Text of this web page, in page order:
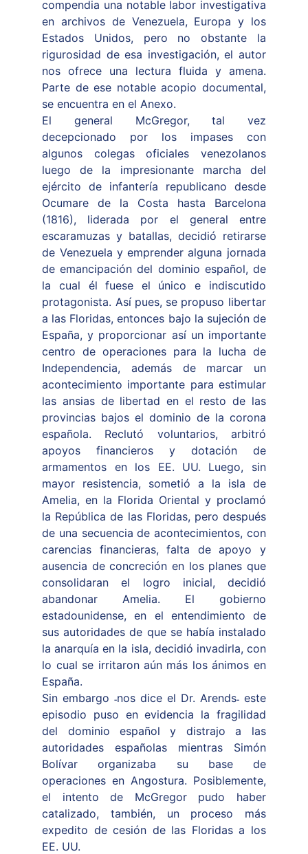
compendia una notable labor investigativa
en archivos de Venezuela, Europa y los
Estados Unidos, pero no obstante la
rigurosidad de esa investigación, el autor
nos ofrece una lectura fluida y amena.
Parte de ese notable acopio documental,
se encuentra en el Anexo.
El general McGregor, tal vez
decepcionado por los impases con
algunos colegas oficiales venezolanos
luego de la impresionante marcha del
ejército de infantería republicano desde
Ocumare de la Costa hasta Barcelona
(1816), liderada por el general entre
escaramuzas y batallas, decidió retirarse
de Venezuela y emprender alguna jornada
de emancipación del dominio español, de
la cual él fuese el único e indiscutido
protagonista. Así pues, se propuso libertar
a las Floridas, entonces bajo la sujeción de
España, y proporcionar así un importante
centro de operaciones para la lucha de
Independencia, además de marcar un
acontecimiento importante para estimular
las ansias de libertad en el resto de las
provincias bajos el dominio de la corona
española. Reclutó voluntarios, arbitró
apoyos financieros y dotación de
armamentos en los EE. UU. Luego, sin
mayor resistencia, sometió a la isla de
Amelia, en la Florida Oriental y proclamó
la República de las Floridas, pero después
de una secuencia de acontecimientos, con
carencias financieras, falta de apoyo y
ausencia de concreción en los planes que
consolidaran el logro inicial, decidió
abandonar Amelia. El gobierno
estadounidense, en el entendimiento de
sus autoridades de que se había instalado
la anarquía en la isla, decidió invadirla, con
lo cual se irritaron aún más los ánimos en
España.
Sin embargo ˗nos dice el Dr. Arends˗ este
episodio puso en evidencia la fragilidad
del dominio español y distrajo a las
autoridades españolas mientras Simón
Bolívar organizaba su base de
operaciones en Angostura. Posiblemente,
el intento de McGregor pudo haber
catalizado, también, un proceso más
expedito de cesión de las Floridas a los
EE. UU.